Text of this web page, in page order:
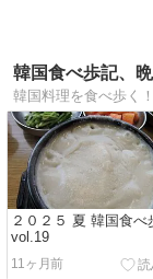
韓国食べ歩記、
２０２５ 夏 韓国食べ
vol.19
11ヶ月前